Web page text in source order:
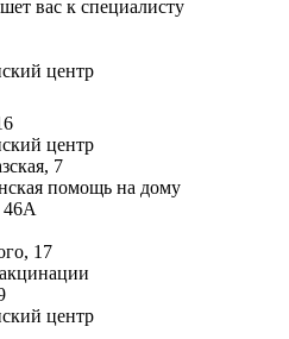
вас к специалисту
центр
центр
7
помощь на дому
46А
17
центр